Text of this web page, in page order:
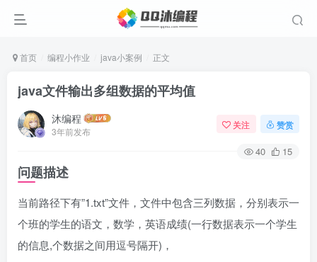
首页 编程小作业 java小案例 正文
java文件输出多组数据的平均值
沐编程
3年前发布
关注 赞赏
40 15
问题描述
当前路径下有”1.txt”文件，文件中包含三列数据，分别表示一
个班的学生的语文，数学，英语成绩(一行数据表示一个学生
的信息,个数据之间用逗号隔开)，